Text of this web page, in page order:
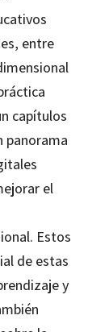
entre
capítulos
panorama
el
Estos
de estas
y